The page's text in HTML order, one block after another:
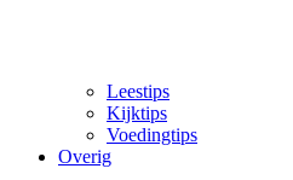
Leestips
Kijktips
Voedingtips
Overig